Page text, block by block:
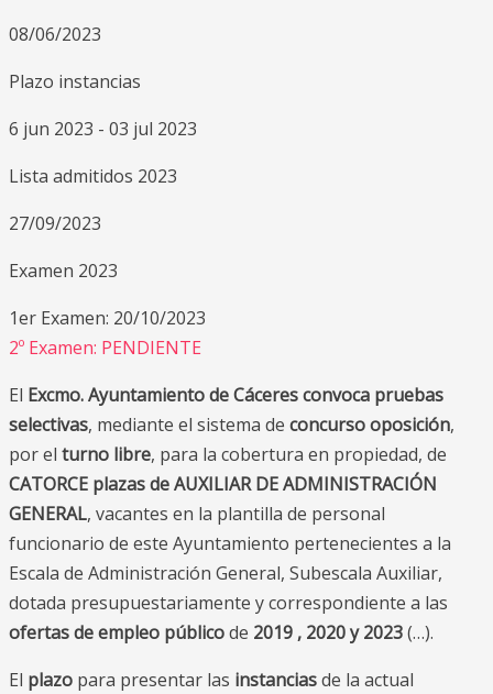
08/06/2023
Plazo instancias
6 jun 2023 - 03 jul 2023
Lista admitidos 2023
27/09/2023
Examen 2023
1er Examen: 20/10/2023
2º Examen: PENDIENTE
El Excmo. Ayuntamiento de Cáceresconvoca pruebas
selectivas, mediante el sistema de concurso oposición,
por el turno libre, para la cobertura en propiedad, de
CATORCE plazas de AUXILIAR DE ADMINISTRACIÓN
GENERAL, vacantes en la plantilla de personal
funcionario de este Ayuntamiento pertenecientes a la
Escala de Administración General, Subescala Auxiliar,
dotada presupuestariamente y correspondiente a las
ofertas de empleo públicode 2019 , 2020 y 2023(…).
El plazo para presentar las instanciasde la actual